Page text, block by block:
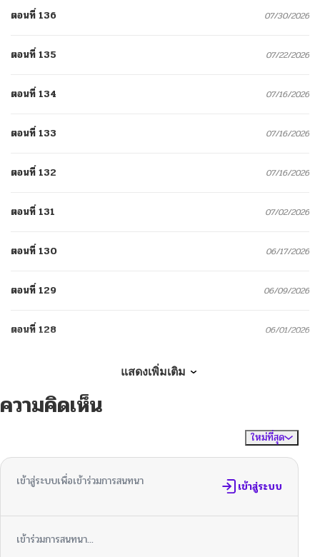
ตอนที่ 136 07/30/2026
ตอนที่ 135 07/22/2026
ตอนที่ 134 07/16/2026
ตอนที่ 133 07/16/2026
ตอนที่ 132 07/16/2026
ตอนที่ 131 07/02/2026
ตอนที่ 130 06/17/2026
ตอนที่ 129 06/09/2026
ตอนที่ 128 06/01/2026
ตอนที่ 126
05/11/2026
ตอนที่ 124 05/11/2026
แสดงเพิ่มเติม
ความคิดเห็น
ใหม่ที่สุด
เข้าสู่ระบบเพื่อเข้าร่วมการสนทนา เข้าสู่ระบบ
เข้าร่วมการสนทนา...